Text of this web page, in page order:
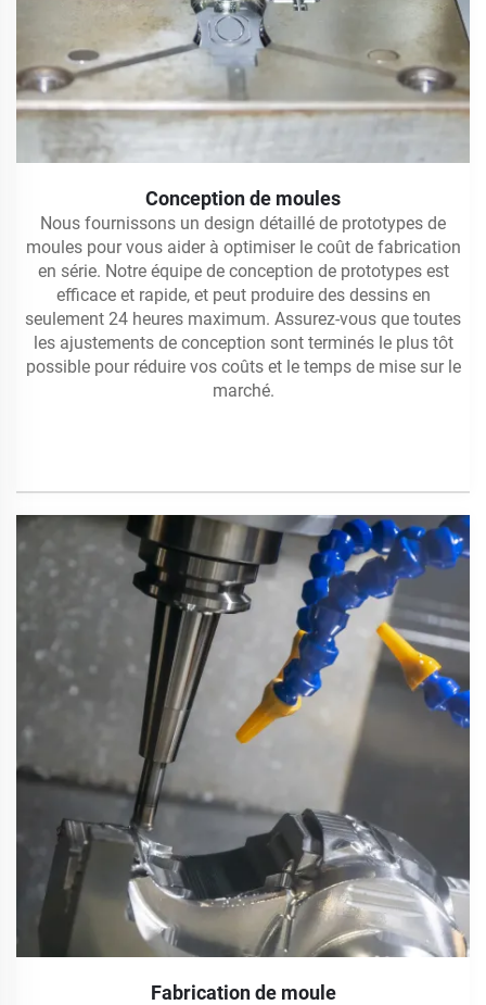
Conception de moules
Nous fournissons un design détaillé de prototypes de
moules pour vous aider à optimiser le coût de fabrication
en série. Notre équipe de conception de prototypes est
efficace et rapide, et peut produire des dessins en
seulement 24 heures maximum. Assurez-vous que toutes
les ajustements de conception sont terminés le plus tôt
possible pour réduire vos coûts et le temps de mise sur le
marché.
Fabrication de moule